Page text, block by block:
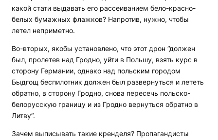
какой стати выдавать его рассеиванием бело-красно-
белых бумажных флажков? Напротив, нужно, чтобы
летел неприметно.
Во-вторых, якобы установлено, что этот дрон “должен
был, пролетев над Гродно, уйти в Польшу, взять курс в
сторону Германии, однако над польским городом
Быдгощ беспилотник должен был развернуться и лететь
обратно, в сторону Гродно, снова пересечь польско-
белорусскую границу и из Гродно вернуться обратно в
Литву“.
Зачем выписывать такие кренделя? Пропагандисты